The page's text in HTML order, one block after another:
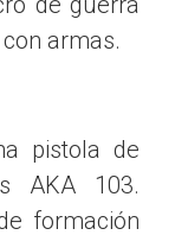
armas.
pistola de
AKA 103.
formación